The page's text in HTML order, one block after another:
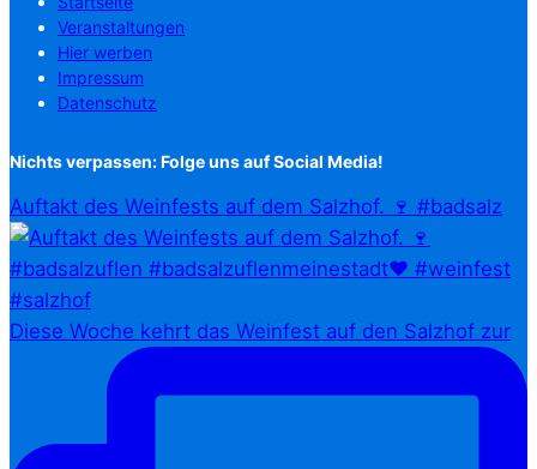
Veranstaltungen
Hier werben
Impressum
Datenschutz
Nichts verpassen: Folge uns auf Social Media!
Auftakt des Weinfests auf dem Salzhof. 🍷 #badsalz
Diese Woche kehrt das Weinfest auf den Salzhof zur